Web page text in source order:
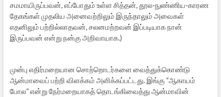
சமமாயிருப்பவன், எப்போதும் உள்ள சித்தன், தூல-நுண்ணிய-காரண
தேகங்கள் முதலிய அனைவற்றிலும் இருந்தாலும் அவைகள்
எதனிலும் பற்றில்லாதவன், சலனமற்றவன் இப்படியாக நான்
இருப்பவன் என்று நன்கு அறிவாயாக.)
முன்பு எதிர்மறையான சொற்றொடர்களை வைத்துக்கொண்டு
ஆன்மாவைப் பற்றி விளக்கம் அளிக்கப்பட்டது. இங்கு “ஆகாயம்
போல” என்று நேர்மறையாகத் தொடங்கிவைத்து ஆன்மாவின்